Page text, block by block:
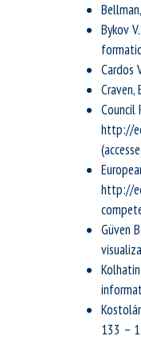
Bykov
Cardos
Council
http://
http://
Güven
133 –